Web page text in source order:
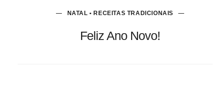
NATAL • RECEITAS TRADICIONAIS
Feliz Ano Novo!